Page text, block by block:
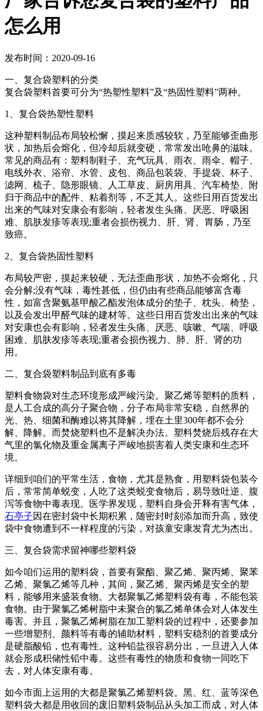
怎么用
发布时间：2020-09-16
一、复合袋塑料的分类
复合袋塑料首要可分为“热塑性塑料”及“热固性塑料”两种。
1、复合袋热塑性塑料
这种塑料制品布局较松懈，摸起来质感较软，乃至能够歪曲形
状，加热后会熔化，但冷却后就变硬，常常发出呛鼻的滋味。
常见的商品有：塑料制鞋子、充气玩具、雨衣、雨伞、帽子、
电线外衣、浴帘、水管、皮包、商品包装袋、手提袋、杯子、
滤网、梳子、隐形眼镜、人工草皮、厨房用具、汽车椅垫、附
归于商品中的配件、粘着剂等，不乏其人。这些日用百货发出
出来的气味对安康会有影响，轻者发生头痛、厌恶、呼吸困
难、肌肤发疹等表现;重者会损伤视力、肝、肾、胃肠，乃至
致癌。
2、复合袋热固性塑料
布局较严密，摸起来较硬，无法歪曲形状，加热不会熔化，只
会分解;没有气味，毒性甚低，但仍由有些商品能够富含毒
性，如富含聚氨基甲酸乙酯发泡体成分的垫子、枕头、椅垫，
以及会发出甲醛气味的建材等。这些日用百货发出出来的气味
对安康也会有影响，轻者发生头痛、厌恶、咳嗽、气喘、呼吸
困难、肌肤发疹等表现;重者会损伤视力、肺、肝、肾的功
用。
二、复合袋塑料制品到底有多毒
塑料食物袋对生态环境形成严峻污染。聚乙烯等塑料的质料，
是人工合成的高分子聚合物，分子布局非常安稳，自然界的
光、热、细菌和酶难以将其降解，埋在土里300年都不会分
解、降解。而焚烧塑料也不是解决办法。塑料焚烧后残存在大
气里的氯化物及重金属离子严峻地损害着人类安康和生态环
境。
详细到咱们的平常生活，食物，尤其是熟食，用塑料袋包装今
后，常常简单蜕变，人吃了这类蜕变食物后，易导致吐逆、腹
泻等食物中毒表现。医学界发现，塑料自身会开释有害气体，
石亭子因在密封袋中长期积累，随密封时刻添加而升高，致使
袋中食物遭到不一样程度的污染，对孩童安康发育尤为杰出。
三、复合袋需求留神哪些塑料袋
如今咱们运用的塑料袋，首要有聚酯、聚乙烯、聚丙烯、聚苯
乙烯、聚氯乙烯等几种，其间，聚乙烯、聚丙烯是安全的塑
料，能够用来盛装食物。大都聚氯乙烯塑料袋有毒，不能包装
食物。由于聚氯乙烯树脂中未聚合的氯乙烯单体会对人体发生
毒害。并且，聚氯乙烯树脂在加工塑料袋的过程中，还要参加
一些增塑剂、颜料等有毒的辅助材料，塑料安稳剂的首要成分
是硬脂酸铅，也有毒性。这种铅盐很容易分出，一旦进入人体
就会形成积储性铅中毒。这些有毒性的物质和食物一同吃下
去，对人体安康有毒。
如今市面上运用的大都是聚氯乙烯塑料袋。黑、红、蓝等深色
塑料袋大都是用收回的废旧塑料袋制品从头加工而成，对人体